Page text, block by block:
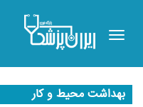
Toggle
navigation
بهداشت محیط و کار